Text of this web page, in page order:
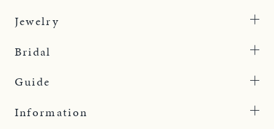
Jewelry
Bridal
Guide
Information